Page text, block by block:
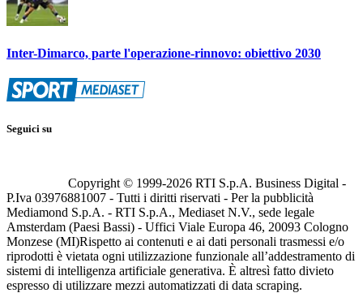
Inter-Dimarco, parte l'operazione-rinnovo: obiettivo 2030
Seguici su
Copyright © 1999-2026 RTI S.p.A. Business Digital -
P.Iva 03976881007 - Tutti i diritti riservati - Per la pubblicità
Mediamond S.p.A. - RTI S.p.A., Mediaset N.V., sede legale
Amsterdam (Paesi Bassi) - Uffici Viale Europa 46, 20093 Cologno
Monzese (MI)Rispetto ai contenuti e ai dati personali trasmessi e/o
riprodotti è vietata ogni utilizzazione funzionale all’addestramento di
sistemi di intelligenza artificiale generativa. È altresì fatto divieto
espresso di utilizzare mezzi automatizzati di data scraping.